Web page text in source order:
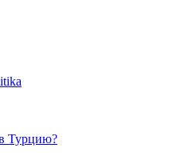
Турцию?